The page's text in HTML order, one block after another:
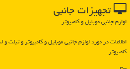
تجهیزات جانبی
لوازم جانبی موبایل و کامپیوتر
اطلاعات در مورد لوازم جانبی موبایل و كامپیوتر و
كامپیوتر